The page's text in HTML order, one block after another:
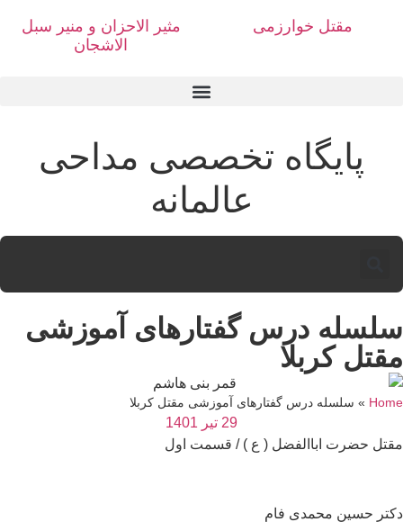
مقتل خوارزمی
مثیر الاحزان و منیر سبل
الاشجان
پایگاه تخصصی مداحی
عالمانه
درس گفتارهای آموزشی
کربلا
»سلسله درس گفتارهای آموزشی مقتل کربلا
29 تیر 1401
حضرت اباالفضل ( ع ) / قسمت اول
حسین محمدی فام